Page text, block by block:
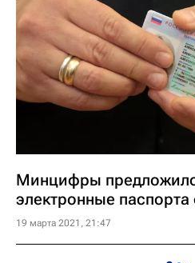
Минцифры предложило
электронные паспорта
19 марта 2021, 21:47